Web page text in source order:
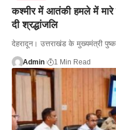
कश्मीर में आतंकी हमले में मारे
दी श्रद्धांजलि
देहरादून। उत्तराखंड के मुख्यमंत्री
Admin 1 Min Read